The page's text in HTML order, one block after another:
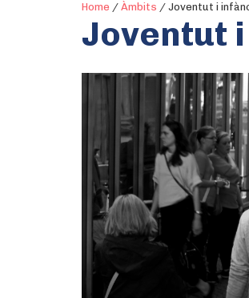
Home / Àmbits / Joventut i
Joventut